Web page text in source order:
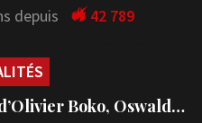
depuis 42 789
Boko, Oswald…